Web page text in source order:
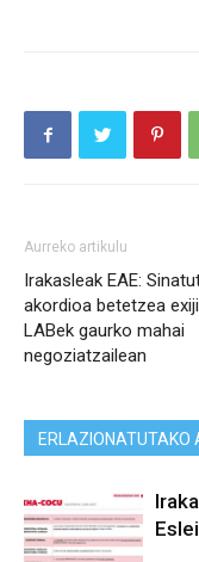
Aurreko artikulu
Irakasleak EAE:
akordioa betetzea
LABek gaurko mahai
negoziatzailean
ERLAZIONATUTAKO